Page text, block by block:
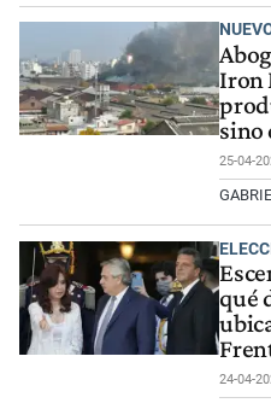
Iron
sino
25-04-
qué
24-04-